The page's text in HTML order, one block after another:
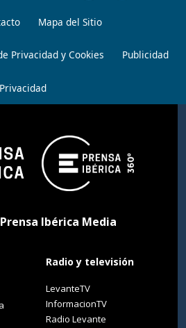
Mapa del Sitio
Privacidad y Cookies Publicidad
Ibérica Media
Radio y televisión
LevanteTV
InformacionTV
Radio Levante